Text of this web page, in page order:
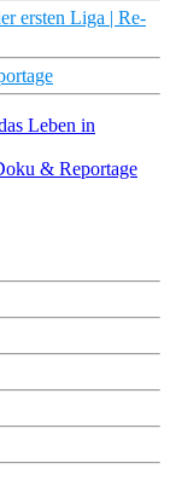
ersten Liga | Re-
Leben in
& Reportage